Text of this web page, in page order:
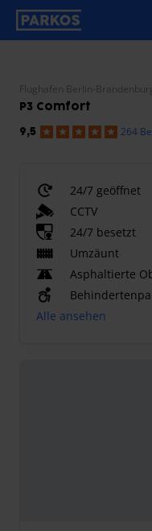
beschriftung-für-
Flughafen Berlin-
P3 Comfort
9,5 264
24/7 geöffnet
CCTV
24/7 besetzt
Umzäunt
Asphaltierte
Alle ansehen